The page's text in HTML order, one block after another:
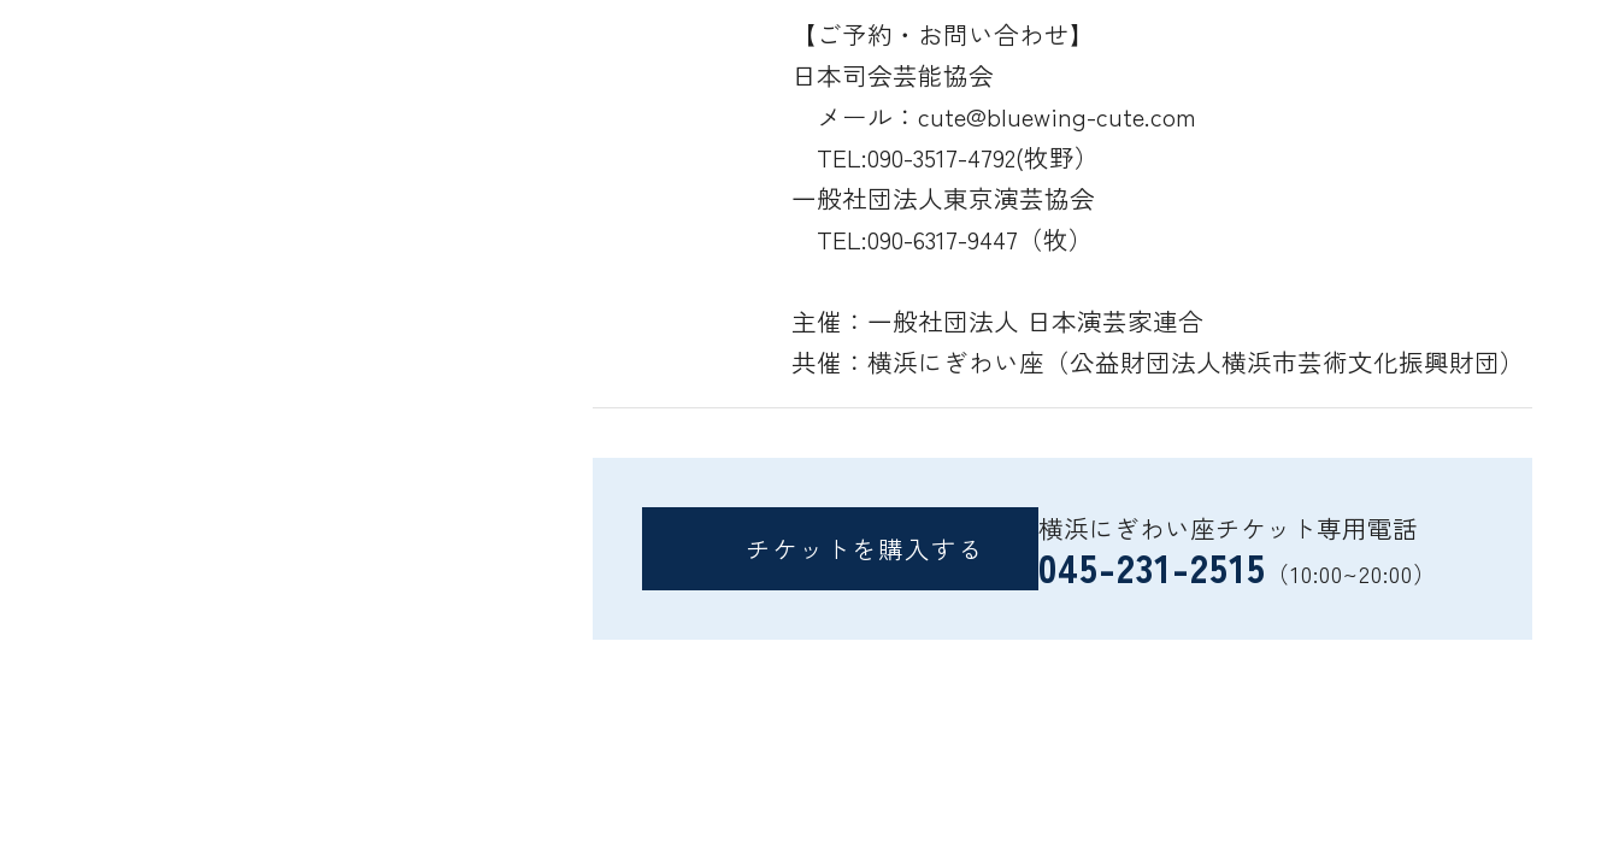
【ご予約・お問い合わせ】
日本司会芸能協会
メール：cute@bluewing-cute.com
TEL:090-3517-4792(牧野）
一般社団法人東京演芸協会
TEL:090-6317-9447（牧）
主催：一般社団法人 日本演芸家連合
共催：横浜にぎわい座（公益財団法人横浜市芸術文化振興財団）
チケットを購入する
横浜にぎわい座チケット専用電話
045-231-2515 （10:00~20:00）